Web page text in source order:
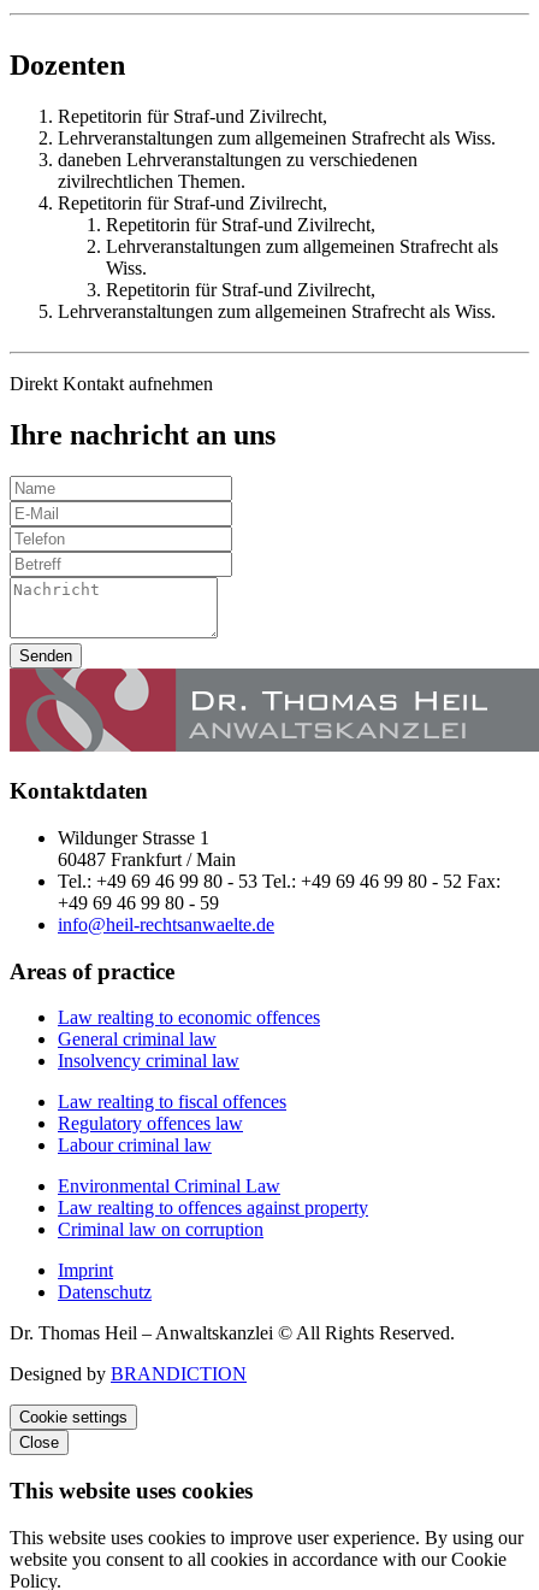
Dozenten
Repetitorin für Straf-und Zivilrecht,
Lehrveranstaltungen zum allgemeinen Strafrecht als Wiss.
daneben Lehrveranstaltungen zu verschiedenen
zivilrechtlichen Themen.
Repetitorin für Straf-und Zivilrecht,
Repetitorin für Straf-und Zivilrecht,
Lehrveranstaltungen zum allgemeinen Strafrecht als
Wiss.
Repetitorin für Straf-und Zivilrecht,
Lehrveranstaltungen zum allgemeinen Strafrecht als Wiss.
Direkt Kontakt aufnehmen
Ihre nachricht an uns
Senden
Kontaktdaten
Wildunger Strasse 1
60487 Frankfurt / Main
Tel.: +49 69 46 99 80 - 53 Tel.: +49 69 46 99 80 - 52 Fax:
+49 69 46 99 80 - 59
info@heil-rechtsanwaelte.de
Areas of practice
Law realting to economic offences
General criminal law
Insolvency criminal law
Law realting to fiscal offences
Regulatory offences law
Labour criminal law
Environmental Criminal Law
Law realting to offences against property
Criminal law on corruption
Imprint
Datenschutz
Dr. Thomas Heil – Anwaltskanzlei © All Rights Reserved.
Designed by BRANDICTION
Cookie settings
Close
This website uses cookies
This website uses cookies to improve user experience. By using our
website you consent to all cookies in accordance with our Cookie
Policy.